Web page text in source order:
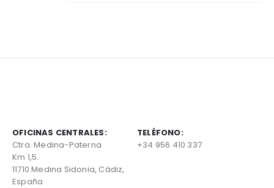
OFICINAS CENTRALES:
Ctra. Medina-Paterna
Km 1,5.
11710 Medina Sidonia, Cádiz,
España
TELÉFONO:
+34 956 410 337